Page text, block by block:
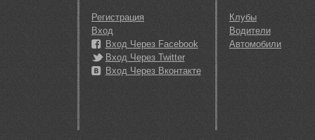
Регистрация
Вход
Вход Через Facebook
Вход Через Twitter
Вход Через Вконтакте
Клубы
Водители
Автомобили